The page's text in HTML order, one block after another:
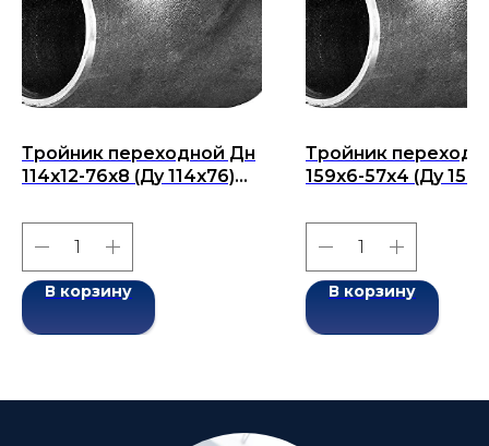
Тройник переходной Дн
114x12-76x8 (Ду 114x76)
2001
В корзину
Тройник
159х6-57х4 (Ду
2001
В корзину